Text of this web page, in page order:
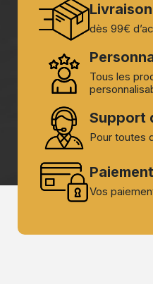
dès 99€
Tous les
Support
Pour toutes
Vos